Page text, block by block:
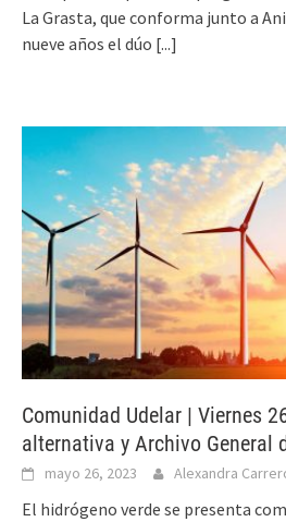
La Grasta, que conforma junto a
nueve años el dúo [...]
Comunidad Udelar | Viernes
alternativa y Archivo General
mayo 26, 2023 Alexandra
El hidrógeno verde se presenta